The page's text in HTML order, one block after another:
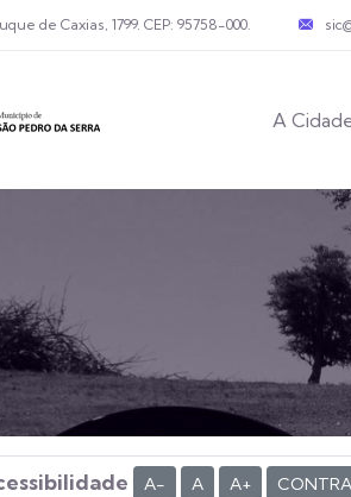
de Caxias, 1799. CEP: 95758-000.
A
A- A A+